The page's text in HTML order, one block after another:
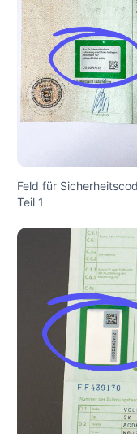
Feld für
Teil 1